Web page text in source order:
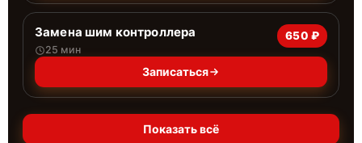
Замена шим контроллера
25 мин
650 ₽
Записаться
Показать всё